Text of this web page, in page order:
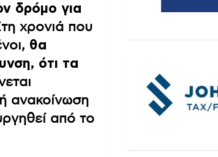
δρόμο για
χρονιά που
θα
ότι τα
ανακοίνωση
από το